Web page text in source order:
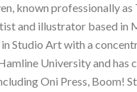
known professionally as
and illustrator based in
Studio Art with a
University and has
Oni Press, Boom!